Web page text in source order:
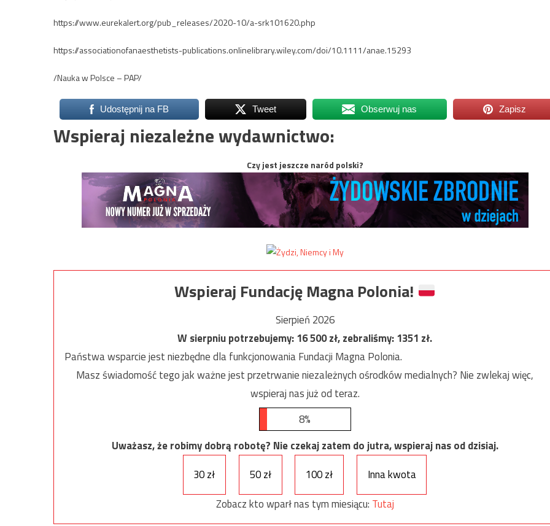
https://www.eurekalert.org/pub_releases/2020-10/a-srk101620.php
https://associationofanaesthetists-publications.onlinelibrary.wiley.com/doi/10.1111/anae.15293
/Nauka w Polsce – PAP/
Udostępnij na FB Tweet Obserwuj nas Zapisz
Wspieraj niezależne wydawnictwo:
Czy jest jeszcze naród polski?
Wspieraj Fundację Magna Polonia!
Sierpień 2026
W sierpniu potrzebujemy:16 500zł, zebraliśmy:1351 zł.
Państwa wsparcie jest niezbędne dla funkcjonowania Fundacji Magna Polonia.
Masz świadomość tego jak ważne jest przetrwanie niezależnych ośrodków medialnych? Nie zwlekaj więc,
wspieraj nas już od teraz.
8%
Uważasz, że robimy dobrą robotę? Nie czekaj zatem do jutra, wspieraj nas od dzisiaj.
30 zł
50 zł 100 zł
Inna kwota
Zobacz kto wparł nas tym miesiącu: Tutaj